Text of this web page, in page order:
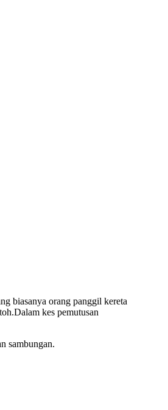
biasanya orang panggil kereta
kes pemutusan
sambungan.